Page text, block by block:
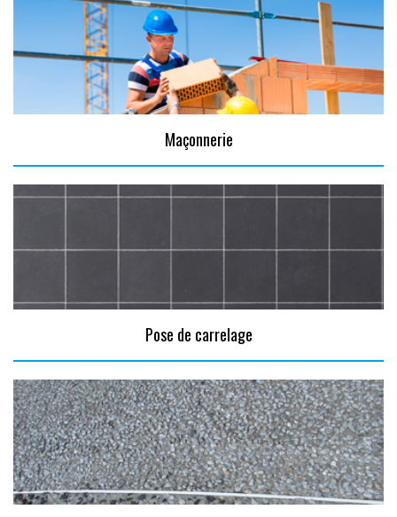
Maçonnerie
Pose de carrelage